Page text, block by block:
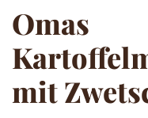
Omas
mit